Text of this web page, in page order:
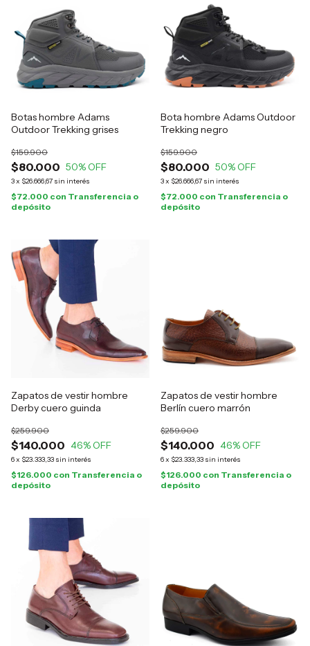
Botas hombre Adams
Outdoor Trekking grises
$80.000
$159.900
50% OFF
3x $26.666,67 sin interés
$72.000 con Transferencia o
depósito
Bota hombre Adams Outdoor
Trekking negro
$80.000
$159.900
50% OFF
3x $26.666,67 sin interés
$72.000 con Transferencia o
depósito
Zapatos de vestir hombre
Derby cuero guinda
$140.000
$259.900
46% OFF
6x $23.333,33 sin interés
$126.000 con Transferencia o
depósito
Zapatos de vestir hombre
Berlín cuero marrón
$140.000
$259.900
46% OFF
6x $23.333,33 sin interés
$126.000 con Transferencia o
depósito